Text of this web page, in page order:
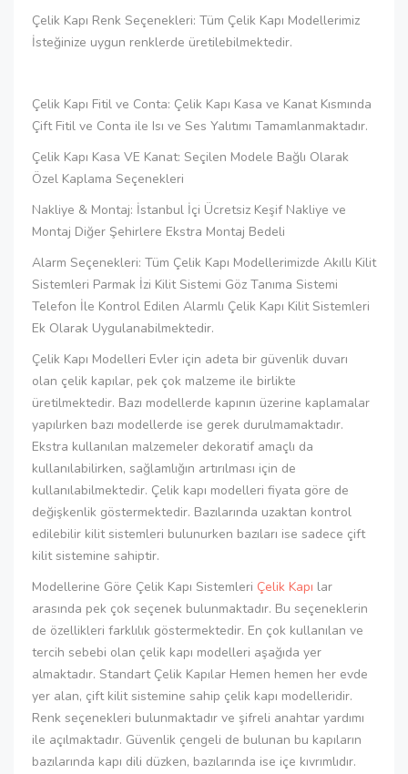
Çelik Kapı Renk Seçenekleri: Tüm Çelik Kapı Modellerimiz
İsteğinize uygun renklerde üretilebilmektedir.
Çelik Kapı Fitil ve Conta: Çelik Kapı Kasa ve Kanat Kısmında
Çift Fitil ve Conta ile Isı ve Ses Yalıtımı Tamamlanmaktadır.
Çelik Kapı Kasa VE Kanat: Seçilen Modele Bağlı Olarak
Özel Kaplama Seçenekleri
Nakliye & Montaj: İstanbul İçi Ücretsiz Keşif Nakliye ve
Montaj Diğer Şehirlere Ekstra Montaj Bedeli
Alarm Seçenekleri: Tüm Çelik Kapı Modellerimizde Akıllı Kilit
Sistemleri Parmak İzi Kilit Sistemi Göz Tanıma Sistemi
Telefon İle Kontrol Edilen Alarmlı Çelik Kapı Kilit Sistemleri
Ek Olarak Uygulanabilmektedir.
Çelik Kapı Modelleri Evler için adeta bir güvenlik duvarı
olan çelik kapılar, pek çok malzeme ile birlikte
üretilmektedir. Bazı modellerde kapının üzerine kaplamalar
yapılırken bazı modellerde ise gerek durulmamaktadır.
Ekstra kullanılan malzemeler dekoratif amaçlı da
kullanılabilirken, sağlamlığın artırılması için de
kullanılabilmektedir. Çelik kapı modelleri fiyata göre de
değişkenlik göstermektedir. Bazılarında uzaktan kontrol
edilebilir kilit sistemleri bulunurken bazıları ise sadece çift
kilit sistemine sahiptir.
Modellerine Göre Çelik Kapı Sistemleri Çelik Kapı lar
arasında pek çok seçenek bulunmaktadır. Bu seçeneklerin
de özellikleri farklılık göstermektedir. En çok kullanılan ve
tercih sebebi olan çelik kapı modelleri aşağıda yer
almaktadır. Standart Çelik Kapılar Hemen hemen her evde
yer alan, çift kilit sistemine sahip çelik kapı modelleridir.
Renk seçenekleri bulunmaktadır ve şifreli anahtar yardımı
ile açılmaktadır. Güvenlik çengeli de bulunan bu kapıların
bazılarında kapı dili düzken, bazılarında ise içe kıvrımlıdır.